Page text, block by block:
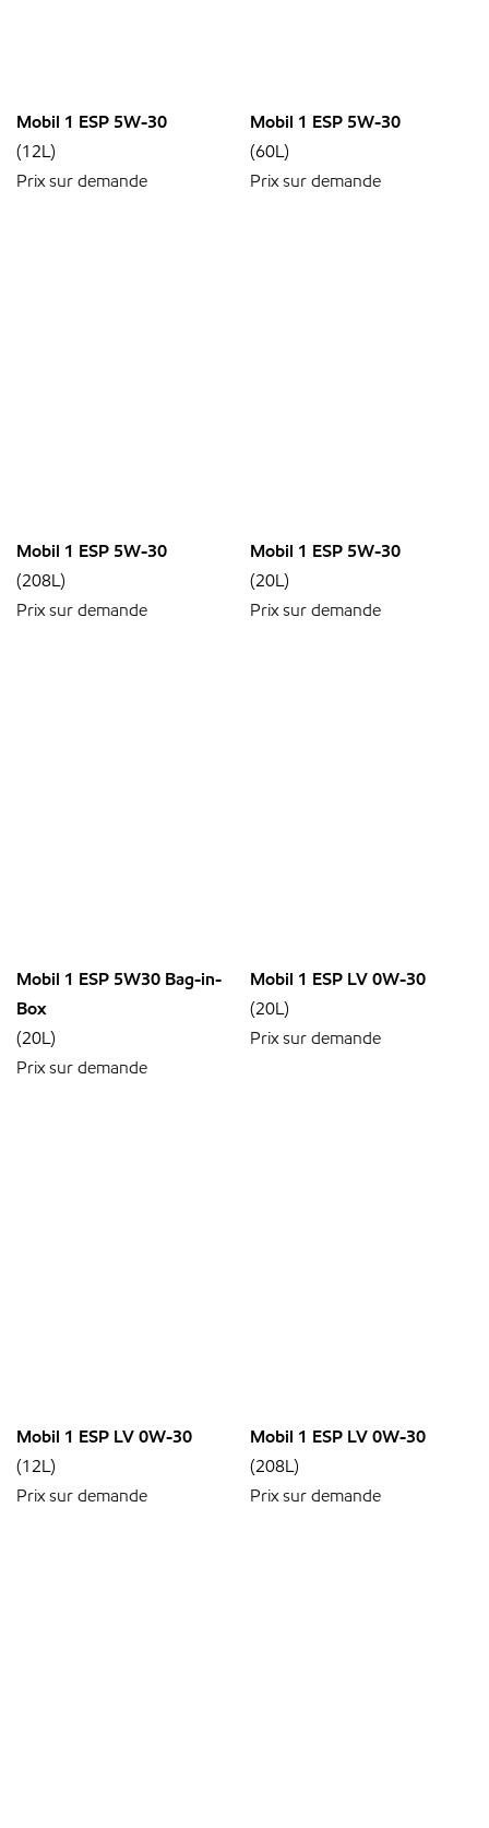
Mobil 1 ESP 5W-30
(12L)
Prix sur demande
Mobil 1 ESP 5W-30
(60L)
Prix sur demande
Mobil 1 ESP 5W-30
(208L)
Prix sur demande
Mobil 1 ESP 5W-30
(20L)
Prix sur demande
Mobil 1 ESP 5W30 Bag-in-
Box
(20L)
Prix sur demande
Mobil 1 ESP LV 0W-30
(20L)
Prix sur demande
Mobil 1 ESP LV 0W-30
(12L)
Prix sur demande
Mobil 1 ESP LV 0W-30
(208L)
Prix sur demande